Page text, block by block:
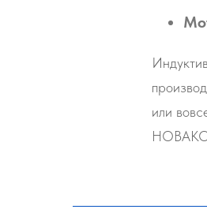
или